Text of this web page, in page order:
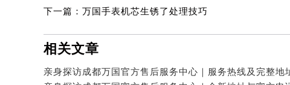
下一篇： 万国手表机芯生锈了处理技巧
相关文章